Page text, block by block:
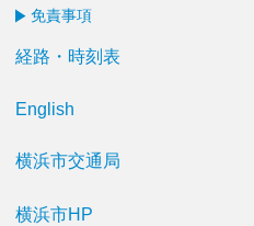
免責事項
経路・時刻表
English
横浜市交通局
横浜市HP